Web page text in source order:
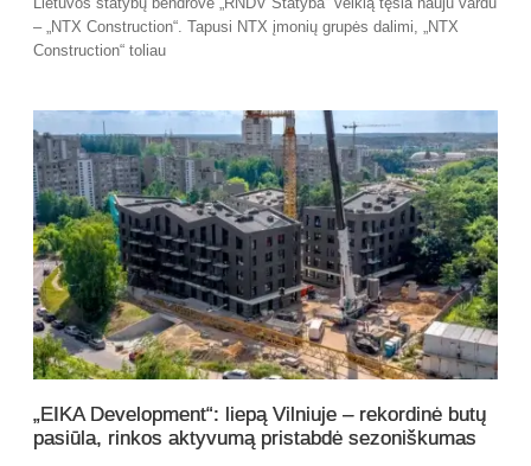
– „NTX Construction“. Tapusi NTX įmonių grupės dalimi, „NTX
Construction“ toliau
„EIKA Development“: liepą Vilniuje – rekordinė butų
pasiūla, rinkos aktyvumą pristabdė sezoniškumas